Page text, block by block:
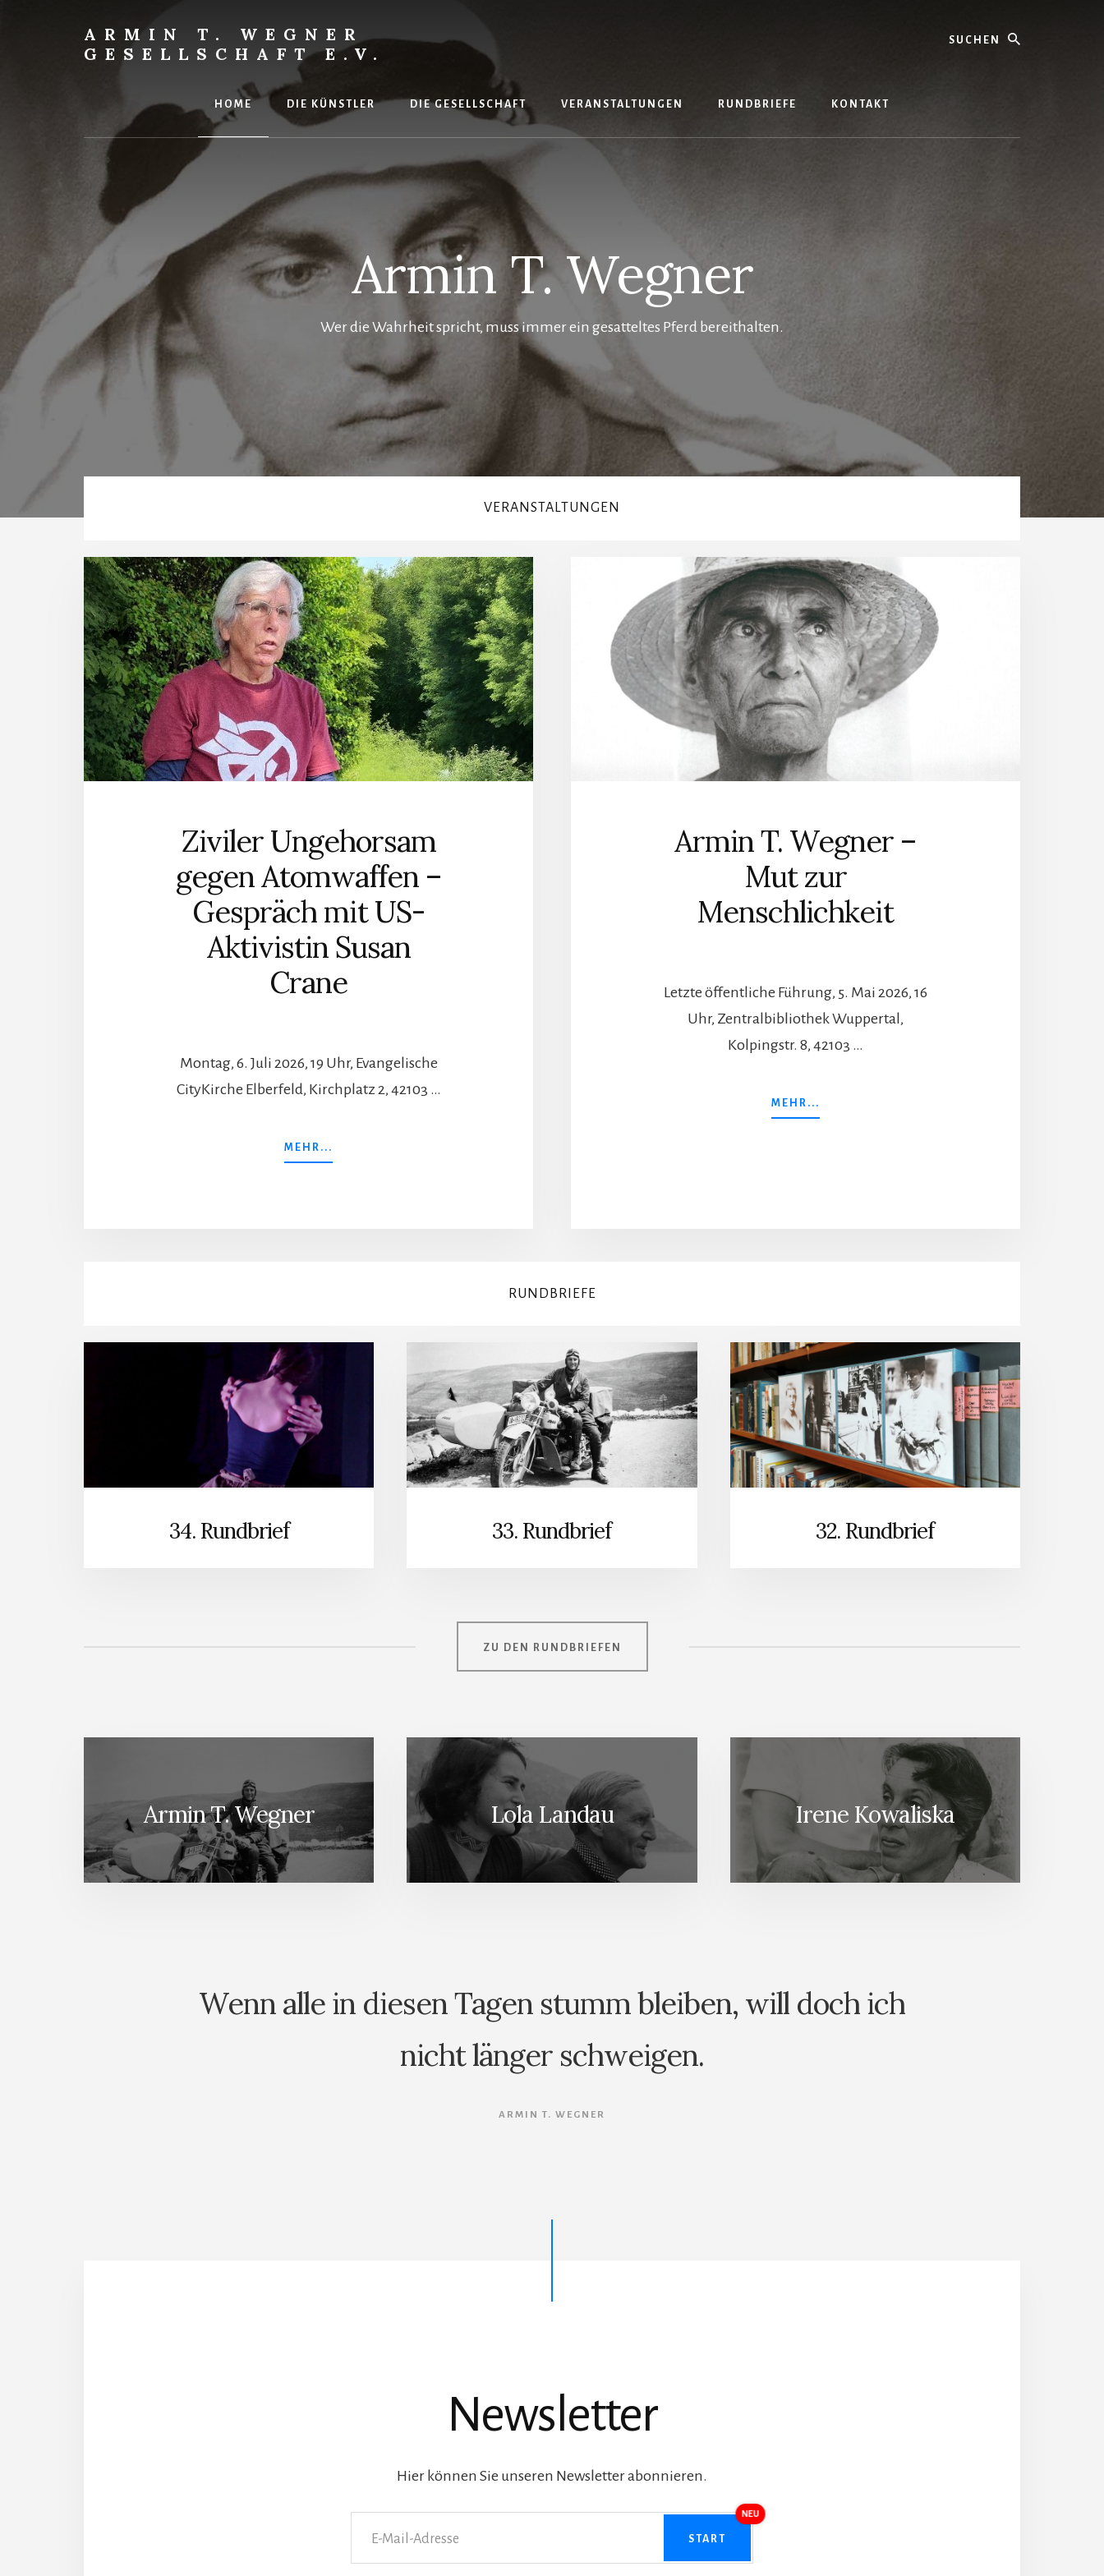
ARMIN T. WEGNER
GESELLSCHAFT E.V.
HOME DIE KÜNSTLER DIE GESELLSCHAFT VERANSTALTUNGEN RUNDBRIEFE KONTAKT
Armin T. Wegner
Wer die Wahrheit spricht, muss immer ein gesatteltes Pferd bereithalten.
Content
VERANSTALTUNGEN
Ziviler Ungehorsam
gegen Atomwaffen –
Gespräch mit US-
Aktivistin Susan
Crane
Montag, 6. Juli 2026, 19 Uhr, Evangelische
CityKirche Elberfeld, Kirchplatz 2, 42103 …
MEHR...
Armin T. Wegner –
Mut zur
Menschlichkeit
Letzte öffentliche Führung, 5. Mai 2026, 16
Uhr, Zentralbibliothek Wuppertal,
Kolpingstr. 8, 42103 …
MEHR...
RUNDBRIEFE
34. Rundbrief 33. Rundbrief 32. Rundbrief
ZU DEN RUNDBRIEFEN
Armin T. Wegner Lola Landau Irene Kowaliska
Wenn alle in diesen Tagen stumm bleiben, will doch ich
nicht länger schweigen.
ARMIN T. WEGNER
Newsletter
Hier können Sie unseren Newsletter abonnieren.